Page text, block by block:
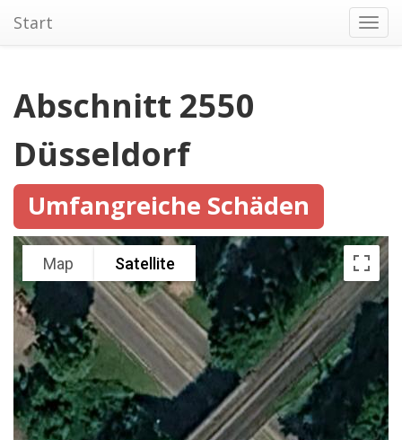
Start
Abschnitt 2550
Düsseldorf
Umfangreiche Schäden
Map Satellite